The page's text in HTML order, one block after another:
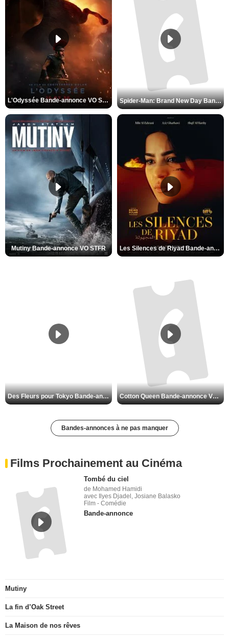
L'Odyssée Bande-annonce VO STFR Spider-Man: Brand New Day Bande-annonce VO STFR
Mutiny Bande-annonce VO STFR Les Silences de Riyad Bande-annonce VO STFR
Des Fleurs pour Tokyo Bande-annonce VO STFR Cotton Queen Bande-annonce VO STFR
Bandes-annonces à ne pas manquer
Films Prochainement au Cinéma
Tombé du ciel
de Mohamed Hamidi
avec Ilyes Djadel, Josiane Balasko
Film - Comédie
Bande-annonce
Mutiny
La fin d’Oak Street
La Maison de nos rêves